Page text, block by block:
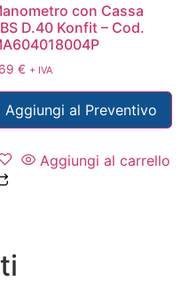
con Cassa
D.40 Konfit – Cod.
€ + IVA
Aggiungi al Preventivo
Aggiungi al carrello